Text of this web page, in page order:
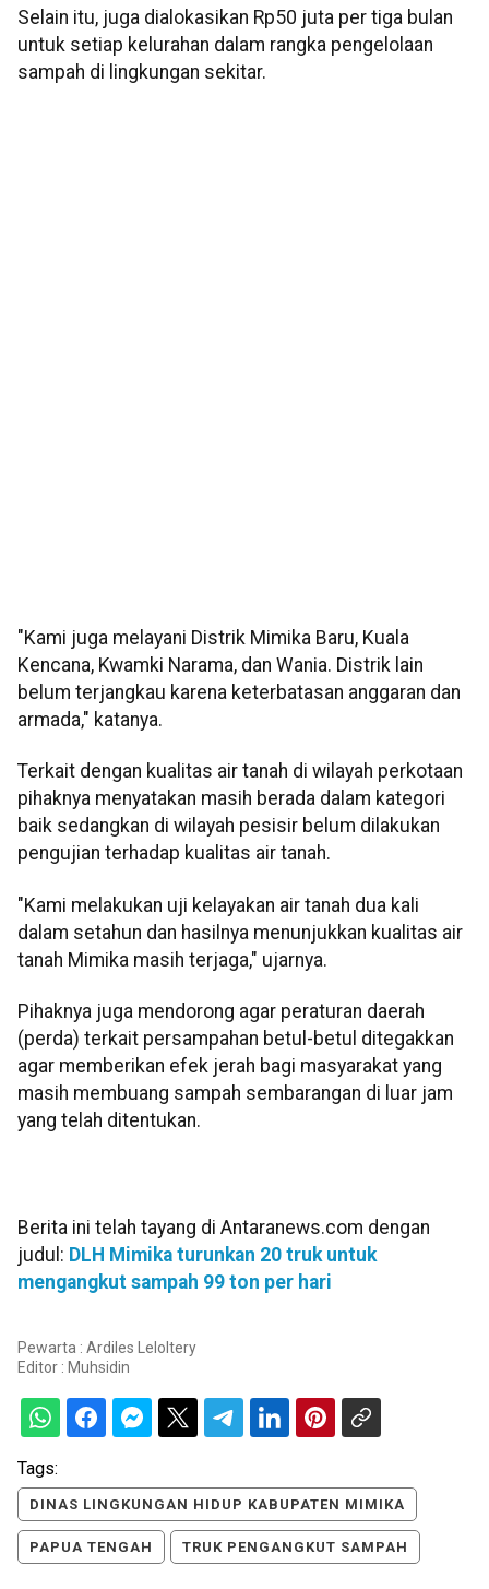
Selain itu, juga dialokasikan Rp50 juta per tiga bulan
untuk setiap kelurahan dalam rangka pengelolaan
sampah di lingkungan sekitar.
"Kami juga melayani Distrik Mimika Baru, Kuala
Kencana, Kwamki Narama, dan Wania. Distrik lain
belum terjangkau karena keterbatasan anggaran dan
armada," katanya.
Terkait dengan kualitas air tanah di wilayah perkotaan
pihaknya menyatakan masih berada dalam kategori
baik sedangkan di wilayah pesisir belum dilakukan
pengujian terhadap kualitas air tanah.
"Kami melakukan uji kelayakan air tanah dua kali
dalam setahun dan hasilnya menunjukkan kualitas air
tanah Mimika masih terjaga," ujarnya.
Pihaknya juga mendorong agar peraturan daerah
(perda) terkait persampahan betul-betul ditegakkan
agar memberikan efek jerah bagi masyarakat yang
masih membuang sampah sembarangan di luar jam
yang telah ditentukan.
Berita ini telah tayang di Antaranews.com dengan
judul: DLH Mimika turunkan 20 truk untuk
mengangkut sampah 99 ton per hari
Pewarta : Ardiles Leloltery
Editor : Muhsidin
Tags:
DINAS LINGKUNGAN HIDUP KABUPATEN MIMIKA
PAPUA TENGAH TRUK PENGANGKUT SAMPAH